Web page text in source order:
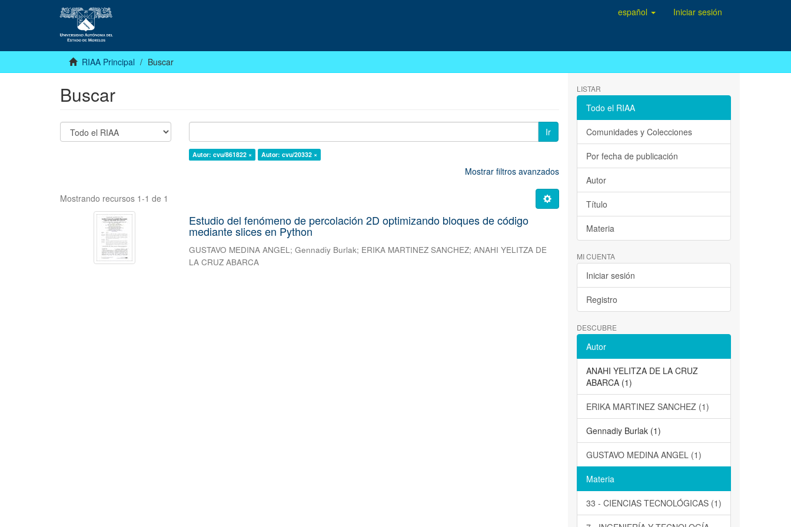
español Iniciar sesión
RIAA Principal Buscar
Buscar
Ir
Autor: cvu/861822 × Autor: cvu/20332 ×
Mostrar filtros avanzados
Mostrando recursos 1-1 de 1
Estudio del fenómeno de percolación 2D optimizando bloques de código
mediante slices en Python
GUSTAVO MEDINA ANGEL;Gennadiy Burlak; ERIKA MARTINEZ SANCHEZ;ANAHI YELITZA DE
LA CRUZ ABARCA
LISTAR
Todo el RIAA
Comunidades y Colecciones
Por fecha de publicación
Autor
Título
Materia
MI CUENTA
Iniciar sesión
Registro
DESCUBRE
Autor
ANAHI YELITZA DE LA CRUZ
ABARCA (1)
ERIKA MARTINEZ SANCHEZ (1)
Gennadiy Burlak (1)
GUSTAVO MEDINA ANGEL (1)
Materia
33 - CIENCIAS TECNOLÓGICAS (1)